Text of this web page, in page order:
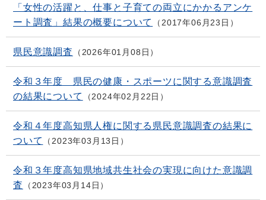
「女性の活躍と、仕事と子育ての両立にかかるアンケ
ート調査」結果の概要について
2017年06月23日
県民意識調査 2026年01月08日
令和３年度 県民の健康・スポーツに関する意識調査
の結果について
2024年02月22日
令和４年度高知県人権に関する県民意識調査の結果に
ついて
2023年03月13日
令和３年度高知県地域共生社会の実現に向けた意識調
査
2023年03月14日